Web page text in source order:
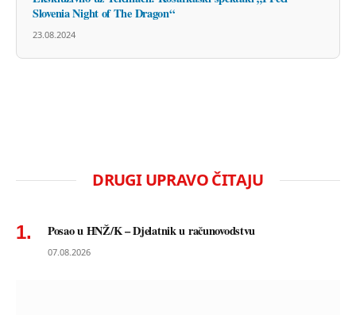
Slovenia Night of The Dragon“
23.08.2024
DRUGI UPRAVO ČITAJU
Posao u HNŽ/K – Djelatnik u računovodstvu
07.08.2026